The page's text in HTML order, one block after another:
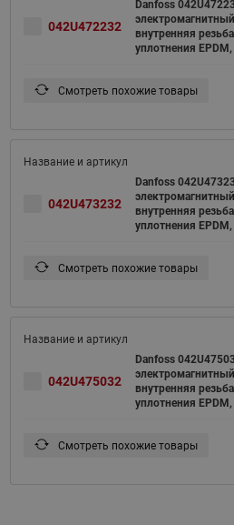
042U472232
Danfoss
внутренняя
уплотнения
Смотреть похожие товары
042U473232
Danfoss
внутренняя
уплотнения
Смотреть похожие товары
042U475032
Danfoss
внутренняя
уплотнения
Смотреть похожие товары